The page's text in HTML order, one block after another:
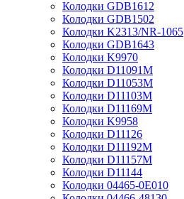
Колодки GDB1612
Колодки GDB1502
Колодки K2313/NR-1065
Колодки GDB1643
Колодки K9970
Колодки D11091M
Колодки D11053M
Колодки D11103M
Колодки D11169M
Колодки K9958
Колодки D11126
Колодки D11192M
Колодки D11157M
Колодки D11144
Колодки 04465-0E010